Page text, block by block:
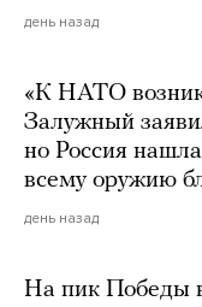
день назад
«К НАТО
Залужный
но Россия
всему оружию
день назад
На пик Победы